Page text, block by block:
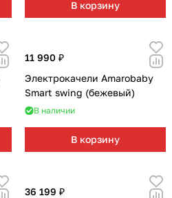
В корзину
11 990 ₽
Электрокачели Amarobaby
Smart swing (бежевый)
В наличии
В корзину
36 199 ₽